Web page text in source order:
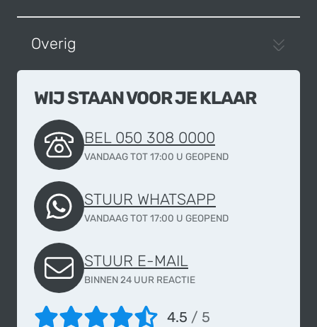
Overig
WIJ STAAN VOOR JE KLAAR
BEL 050 308 0000
VANDAAG TOT 17:00 U GEOPEND
STUUR WHATSAPP
VANDAAG TOT 17:00 U GEOPEND
STUUR E-MAIL
BINNEN 24 UUR REACTIE
4.5 / 5